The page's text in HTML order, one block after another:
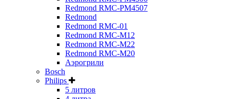
Redmond RMC-PM4507
Redmond
Redmond RMC-01
Redmond RMC-M12
Redmond RMC-M22
Redmond RMC-M20
Аэрогрили
Bosch
Philips
5 литров